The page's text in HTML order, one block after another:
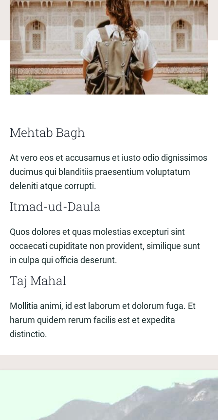
Mehtab Bagh
At vero eos et accusamus et iusto odio dignissimos
ducimus qui blanditiis praesentium voluptatum
deleniti atque corrupti.
Itmad-ud-Daula
Quos dolores et quas molestias excepturi sint
occaecati cupiditate non provident, similique sunt
in culpa qui officia deserunt.
Taj Mahal
Mollitia animi, id est laborum et dolorum fuga. Et
harum quidem rerum facilis est et expedita
distinctio.